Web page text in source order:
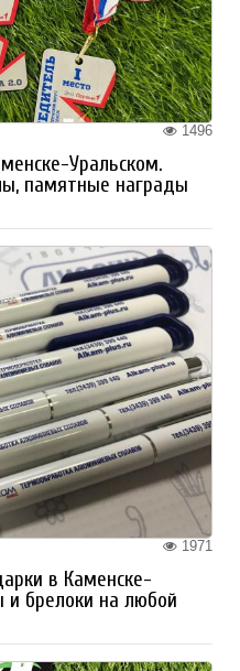
1496
Уральском.
памятные награды
1971
в Каменске-
и брелоки на любой